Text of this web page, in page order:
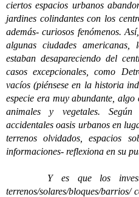
ciertos espacios urbanos
jardines colindantes con los
además- curiosos fenómenos.
algunas ciudades americanas,
estaban desapareciendo del
casos excepcionales, como
vacíos (piénsese en la historia
especie era muy abundante,
animales y vegetales.
accidentales oasis urbanos en
terrenos olvidados, espacios
informaciones- reflexiona en su
Y es que los
terrenos/solares/bloques/barrios/